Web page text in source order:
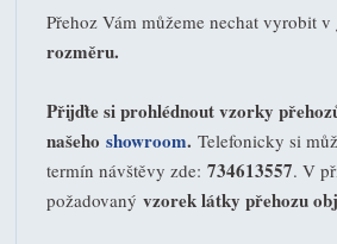
Přehoz Vám můžeme nechat vyrobit v
rozměru.
Přijďte si prohlédnout vzorky
našeho showroom. Telefonicky si
termín návštěvy zde: 734613557. V
požadovaný vzorek látky přehozu